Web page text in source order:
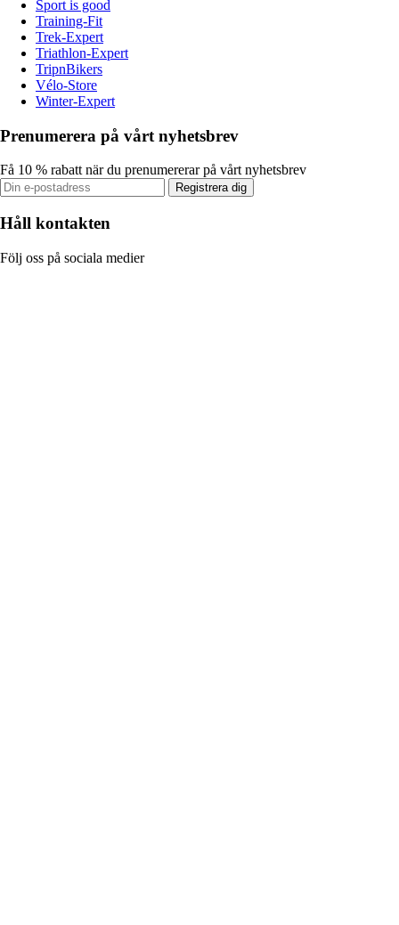
Sport is good
Training-Fit
Trek-Expert
Triathlon-Expert
TripnBikers
Vélo-Store
Winter-Expert
Prenumerera på vårt nyhetsbrev
Få 10 % rabatt när du prenumererar på vårt nyhetsbrev
Registrera dig
Håll kontakten
Följ oss på sociala medier